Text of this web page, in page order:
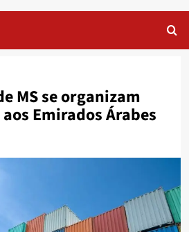
MS se organizam
Emirados Árabes